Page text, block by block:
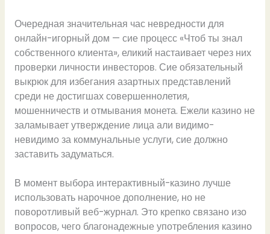
Очередная значительная час невредности для
онлайн-игорный дом — сие процесс «Чтоб ты знал
собственного клиента», еликий настаивает через них
проверки личности инвесторов. Сие обязательный
выкрюк для избегания азартных представлений
среди не достигшах совершеннолетия,
мошенничеств и отмывания монета. Ежели казино не
заламывает утверждение лица али видимо-
невидимо за коммунальные услуги, сие должно
заставить задуматься.
В момент выбора интерактивный-казино лучше
использовать нарочное дополнение, но не
поворотливый веб-журнал. Это крепко связано изо
вопросов, чего благонадежные употребления казино